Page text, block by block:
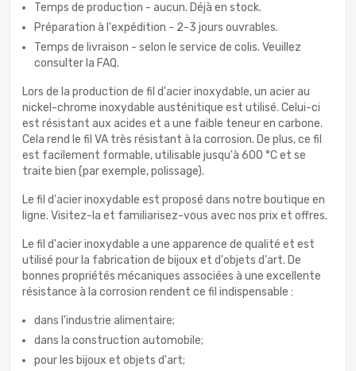
Temps de production - aucun. Déjà en stock.
Préparation à l'expédition - 2-3 jours ouvrables.
Temps de livraison - selon le service de colis. Veuillez
consulter la FAQ.
Lors de la production de fil d'acier inoxydable, un acier au
nickel-chrome inoxydable austénitique est utilisé. Celui-ci
est résistant aux acides et a une faible teneur en carbone.
Cela rend le fil VA très résistant à la corrosion. De plus, ce fil
est facilement formable, utilisable jusqu'à 600 °C et se
traite bien (par exemple, polissage).
Le fil d'acier inoxydable est proposé dans notre boutique en
ligne. Visitez-la et familiarisez-vous avec nos prix et offres.
Le fil d'acier inoxydable a une apparence de qualité et est
utilisé pour la fabrication de bijoux et d'objets d'art. De
bonnes propriétés mécaniques associées à une excellente
résistance à la corrosion rendent ce fil indispensable :
dans l'industrie alimentaire;
dans la construction automobile;
pour les bijoux et objets d'art;